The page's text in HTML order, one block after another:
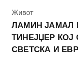
КАтегорија
Живот
ЛАМИН ЈАМАЛ
ТИНЕЈЏЕР
СВЕТСКА И